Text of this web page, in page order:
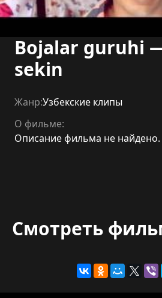
Bojalar guruhi
sekin
Жанр:Узбекские клипы
О фильме:
Описание фильма не найдено.
Смотреть